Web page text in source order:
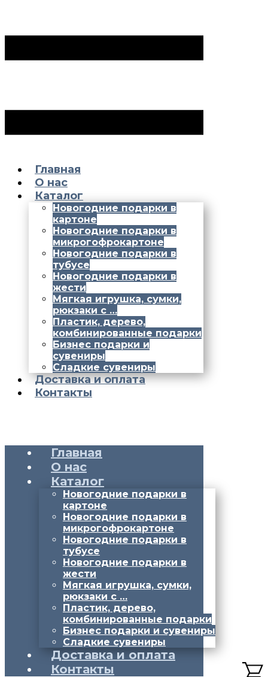
Главная
О нас
Каталог
Новогодние подарки в
картоне
Новогодние подарки в
микрогофрокартоне
Новогодние подарки в
тубусе
Новогодние подарки в
жести
Мягкая игрушка, сумки,
рюкзаки с …
Пластик, дерево,
комбинированные подарки
Бизнес подарки и
сувениры
Сладкие сувениры
Доставка и оплата
Контакты
Главная
О нас
Каталог
Новогодние подарки в
картоне
Новогодние подарки в
микрогофрокартоне
Новогодние подарки в
тубусе
Новогодние подарки в
жести
Мягкая игрушка, сумки,
рюкзаки с …
Пластик, дерево,
комбинированные подарки
Бизнес подарки и сувениры
Сладкие сувениры
Доставка и оплата
Контакты